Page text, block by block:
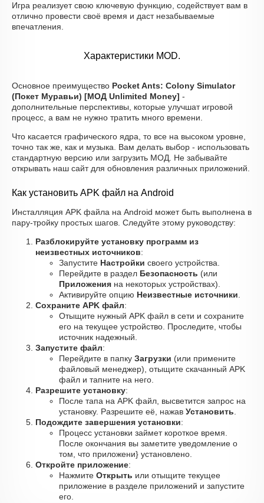
Игра реализует свою ключевую функцию, содействует вам в
отлично провести своё время и даст незабываемые
впечатления.
Характеристики MOD.
Основное преимущество Pocket Ants: Colony Simulator
(Покет Муравьи) [МОД Unlimited Money] -
дополнительные перспективы, которые улучшат игровой
процесс, а вам не нужно тратить много времени.
Что касается графического ядра, то все на высоком уровне,
точно так же, как и музыка. Вам делать выбор - использовать
стандартную версию или загрузить МОД. Не забывайте
открывать наш сайт для обновления различных приложений.
Как установить APK файл на Android
Инсталляция APK файла на Android может быть выполнена в
пару-тройку простых шагов. Следуйте этому руководству:
Разблокируйте установку программ из
неизвестных источников:
Запустите Настройки своего устройства.
Перейдите в раздел Безопасность (или
Приложения на некоторых устройствах).
Активируйте опцию Неизвестные источники
Сохраните APK файл:
Отыщите нужный APK файл в сети и сохраните
его на текущее устройство. Проследите, чтобы
источник надежный.
Запустите файл:
Перейдите в папку Загрузки (или примените
файловый менеджер), отыщите скачанный APK
файл и тапните на него.
Разрешите установку:
После тапа на APK файл, высветится запрос на
установку. Разрешите её, нажав Установить
Подождите завершения установки:
Процесс установки займет короткое время.
После окончания вы заметите уведомление о
том, что приложени} установлено.
Откройте приложение:
Нажмите Открыть или отыщите текущее
приложение в разделе приложений и запустите
его.